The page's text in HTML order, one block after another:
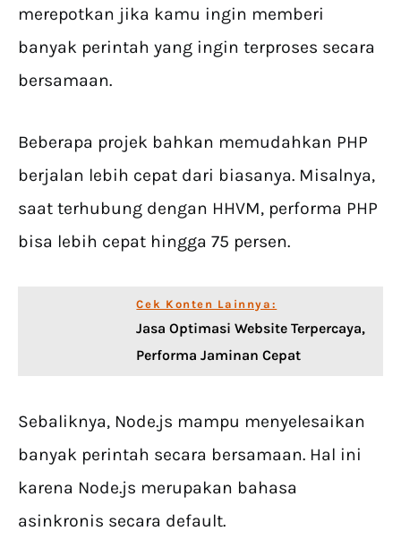
merepotkan jika kamu ingin memberi
banyak perintah yang ingin terproses secara
bersamaan.
Beberapa projek bahkan memudahkan PHP
berjalan lebih cepat dari biasanya. Misalnya,
saat terhubung dengan HHVM, performa PHP
bisa lebih cepat hingga 75 persen.
Cek Konten Lainnya:
Jasa Optimasi Website Terpercaya,
Performa Jaminan Cepat
Sebaliknya, Node.js mampu menyelesaikan
banyak perintah secara bersamaan. Hal ini
karena Node.js merupakan bahasa
asinkronis secara default.